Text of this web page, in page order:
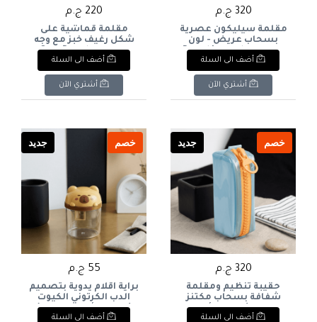
320 ج.م
مقلمة سيليكون عصرية
بسحاب عريض - لون
لافندر. Pastel Lavender
Silicone Pencil Case with
Chunky Zipper.
أضف الى السلة
أشتري الآن
220 ج.م
مقلمة قماشية على
شكل رغيف خبز مع وجه
مبتسم.Cute Bread-
Shaped Plush Pencil Case
with Smile Detail.
أضف الى السلة
أشتري الآن
خصم جديد
320 ج.م
حقيبة تنظيم ومقلمة
شفافة بسحاب مكتنز
ضخم (باللون الأزرق
والبرتقالي) Aesthetic
أضف الى السلة
خصم جديد
55 ج.م
براية أقلام يدوية بتصميم
الدب الكرتوني الكيوت
(باللون الأصفر الدافئ)
Cute Yellow Cartoon
أضف الى السلة